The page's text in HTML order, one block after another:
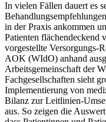
In vielen Fällen dauert es
in der Praxis ankommen
Patienten flächendeckend
vorgestellte Versorgungs-
AOK (WIdO) anhand
Arbeitsgemeinschaft der
Fachgesellschaften sieht
Implementierung von
Bilanz zur Leitlinien-
aus. So zeigen die